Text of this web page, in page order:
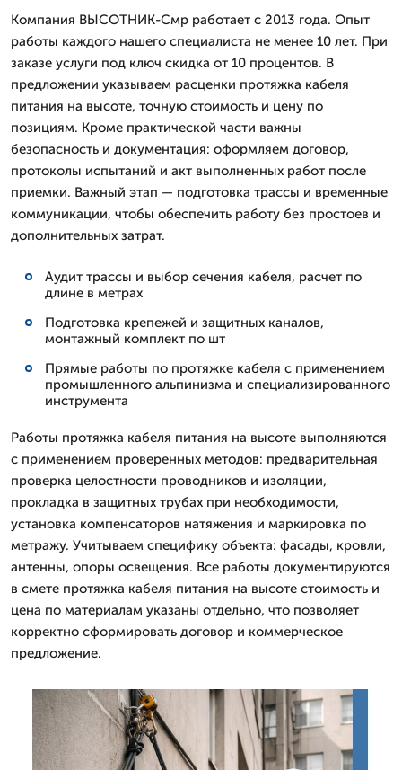
Компания ВЫСОТНИК-Смр работает с 2013 года. Опыт
работы каждого нашего специалиста не менее 10 лет. При
заказе услуги под ключ скидка от 10 процентов. В
предложении указываем расценки протяжка кабеля
питания на высоте, точную стоимость и цену по
позициям. Кроме практической части важны
безопасность и документация: оформляем договор,
протоколы испытаний и акт выполненных работ после
приемки. Важный этап — подготовка трассы и временные
коммуникации, чтобы обеспечить работу без простоев и
дополнительных затрат.
Аудит трассы и выбор сечения кабеля, расчет по
длине в метрах
Подготовка крепежей и защитных каналов,
монтажный комплект по шт
Прямые работы по протяжке кабеля с применением
промышленного альпинизма и специализированного
инструмента
Работы протяжка кабеля питания на высоте выполняются
с применением проверенных методов: предварительная
проверка целостности проводников и изоляции,
прокладка в защитных трубах при необходимости,
установка компенсаторов натяжения и маркировка по
метражу. Учитываем специфику объекта: фасады, кровли,
антенны, опоры освещения. Все работы документируются
в смете протяжка кабеля питания на высоте стоимость и
цена по материалам указаны отдельно, что позволяет
корректно сформировать договор и коммерческое
предложение.